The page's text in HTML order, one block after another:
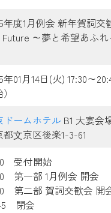
年度1月例会 新年賀詞
Future ～夢と希望あふ
年01月14日(火) 17:30～
ドームホテル B1 大宴会
都⽂京区後楽1-3-61
受付開始
第一部 1月例会 開会
第二部 賀詞交歓会 開
閉会